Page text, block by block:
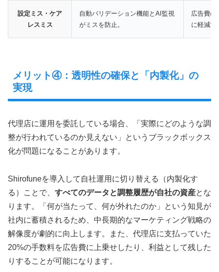
設定ミス・ケア
レスミス
自動バリデーション機能とAI監視
がミスを防止。
広告費の
に軽減で
メリット④：透明性の確保と「内製化」の
実現
代理店に運用を委託している場合、「実際にどのような調
整が行われているのか見えない」というブラックボックス
化が問題になることがあります。
Shirofuneを導入して自社運用に切り替える（内製化す
る）ことで、 すべてのデータと調整履歴が自社の資産とな
ります。「何が当たって、何が外れたのか」という知見が
社内に蓄積されるため、中長期的なマーケティング戦略の
解像度が劇的に向上します。また、代理店に支払っていた
20%の手数料を広告費に上乗せしたり、利益として残した
りすることが可能になります。